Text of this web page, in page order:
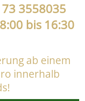
3558035
bis 16:30
ab einem
innerhalb